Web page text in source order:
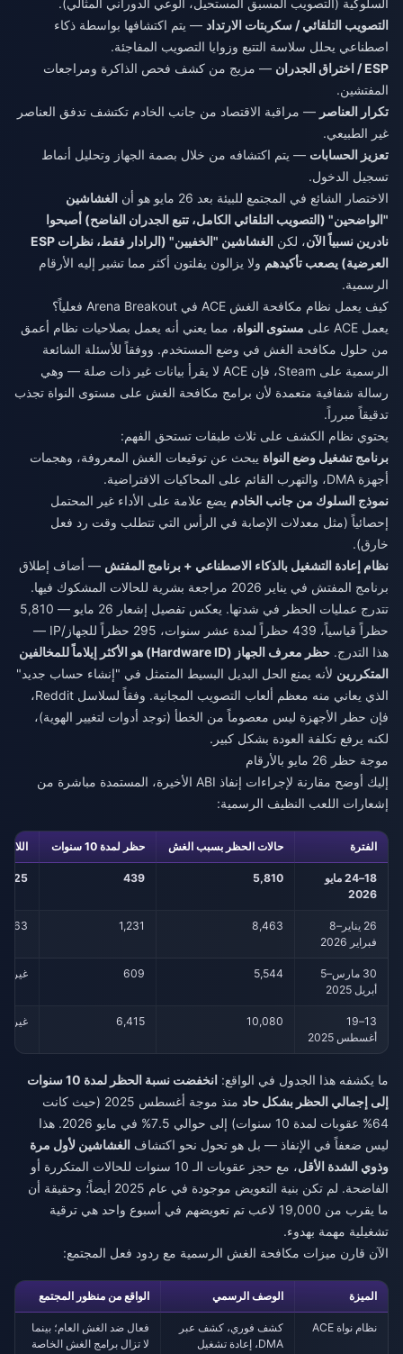
السلوكية (التصويب المسبق المستحيل، الوعي الدوراني المثالي).
التصويب التلقائي / سكربتات الارتداد — يتم اكتشافها بواسطة ذكاء
اصطناعي يحلل سلاسة التتبع وزوايا التصويب المفاجئة.
ESP / اختراق الجدران
— مزيج من كشف فحص الذاكرة ومراجعات
المفتشين.
تكرار العناصر — مراقبة الاقتصاد من جانب الخادم تكتشف تدفق العناصر
غير الطبيعي.
تعزيز الحسابات — يتم اكتشافه من خلال بصمة الجهاز وتحليل أنماط
تسجيل الدخول.
الاختصار الشائع في المجتمع للبيئة بعد 26 مايو هو أن
الغشاشين
"الواضحين" (التصويب التلقائي الكامل، تتبع الجدران الفاضح) أصبحوا
نادرين نسبياً الآن، لكن
الغشاشين "الخفيين" (الرادار فقط، نظرات ESP
العرضية) يصعب تأكيدهم ولا يزالون يفلتون أكثر مما تشير إليه الأرقام
الرسمية.
كيف يعمل نظام مكافحة الغش ACE في Arena Breakout فعلياً؟
يعمل ACE على
مستوى النواة، مما يعني أنه يعمل بصلاحيات نظام أعمق
من حلول مكافحة الغش في وضع المستخدم. ووفقاً للأسئلة الشائعة
الرسمية على Steam، فإن ACE لا يقرأ بيانات غير ذات صلة — وهي
رسالة شفافية متعمدة لأن برامج مكافحة الغش على مستوى النواة تجذب
تدقيقاً مبرراً.
يحتوي نظام الكشف على ثلاث طبقات تستحق الفهم:
برنامج تشغيل وضع النواة يبحث عن توقيعات الغش المعروفة، وهجمات
أجهزة DMA، والتهرب القائم على المحاكيات الافتراضية.
نموذج السلوك من جانب الخادم يضع علامة على الأداء غير المحتمل
إحصائياً (مثل معدلات الإصابة في الرأس التي تتطلب وقت رد فعل
خارق).
نظام إعادة التشغيل بالذكاء الاصطناعي + برنامج المفتش — أضاف إطلاق
برنامج المفتش في يناير 2026 مراجعة بشرية للحالات المشكوك فيها.
تتدرج عمليات الحظر في شدتها. يعكس تفصيل إشعار 26 مايو — 5,810
حظراً قياسياً، 439 حظراً لمدة عشر سنوات، 295 حظراً للجهاز/IP —
هذا التدرج.
حظر معرف الجهاز (Hardware ID) هو الأكثر إيلاماً للمخالفين
المتكررين لأنه يمنع الحل البديل البسيط المتمثل في "إنشاء حساب جديد"
الذي يعاني منه معظم ألعاب التصويب المجانية. وفقاً لسلاسل Reddit،
فإن حظر الأجهزة ليس معصوماً من الخطأ (توجد أدوات لتغيير الهوية)،
لكنه يرفع تكلفة العودة بشكل كبير.
موجة حظر 26 مايو بالأرقام
إليك أوضح مقارنة لإجراءات إنفاذ ABI الأخيرة، المستمدة مباشرة من
إشعارات اللعب النظيف الرسمية:
الفترة حالات الحظر بسبب الغش حظر لمدة 10 سنوات
18–24 مايو
2026
5,810
439
26 يناير–8
فبراير 2026
8,463
1,231
30 مارس–5
أبريل 2025
5,544
609 غير
13–19
أغسطس 2025
10,080
6,415 غير
ما يكشفه هذا الجدول في الواقع:
انخفضت نسبة الحظر لمدة 10 سنوات
إلى إجمالي الحظر بشكل حاد
منذ موجة أغسطس 2025 (حيث كانت
64% عقوبات لمدة 10 سنوات) إلى حوالي 7.5% في مايو 2026. هذا
ليس ضعفاً في الإنفاذ — بل هو تحول نحو اكتشاف الغشاشين لأول مرة
وذوي الشدة الأقل
، مع حجز عقوبات الـ 10 سنوات للحالات المتكررة أو
الفاضحة. لم تكن بنية التعويض موجودة في عام 2025 أيضاً؛ وحقيقة أن
ما يقرب من 19,000 لاعب تم تعويضهم في أسبوع واحد هي ترقية
تشغيلية مهمة بهدوء.
الآن قارن ميزات مكافحة الغش الرسمية مع ردود فعل المجتمع:
الميزة الوصف الرسمي الواقع من منظور المجتمع
نظام نواة ACE
كشف فوري، كشف عبر
DMA، إعادة تشغيل
فعال ضد الغش العام؛ بينما
لا تزال برامج الغش الخاصة